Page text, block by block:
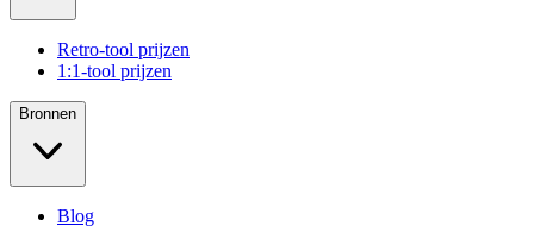
Retro-tool prijzen
1:1-tool prijzen
Bronnen
Blog